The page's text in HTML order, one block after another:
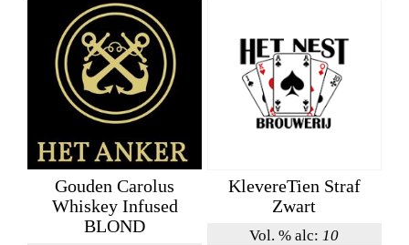
Gouden Carolus
Whiskey Infused
BLOND
KlevereTien Straf
Zwart
Vol. % alc: 10